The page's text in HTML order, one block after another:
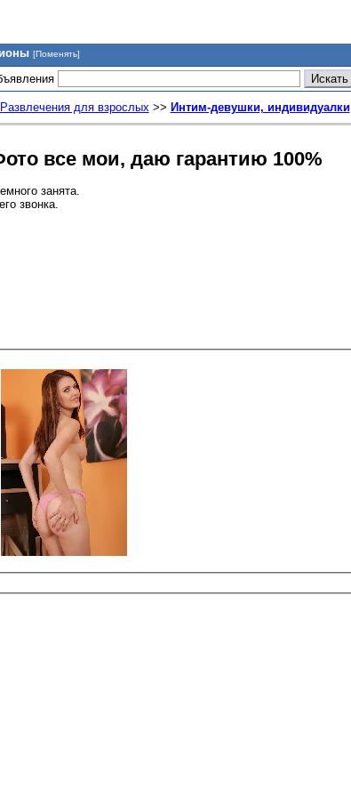
[Поменять]
Развлечения для взрослых>> Интим-девушки, индивидуалки
все мои, даю гарантию 100%
занята.
звонка.